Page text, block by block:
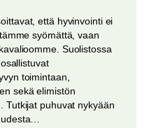
että hyvinvointi ei
syömättä, vaan
Suolistossa
toimintaan,
sekä elimistön
Tutkijat puhuvat nykyään